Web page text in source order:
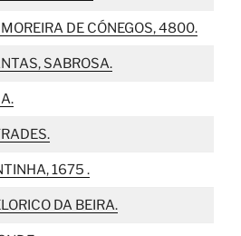
DE CÓNEGOS, 4800.
SABROSA.
1675 .
DA BEIRA.